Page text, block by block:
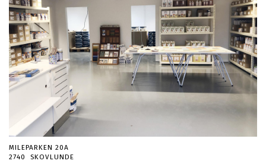
MILEPARKEN 20A
2740 SKOVLUNDE